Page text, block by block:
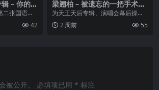
– 你的凝
二张国语专
共收录10
42
梁翘柏 – 被遗忘的一把手术刀
2014 – WAV 整轨 – 历史尘封
– 原抓
为天王天后专辑、演唱会幕后操
刀，为「我是歌手」、电影大片音
乐掌舵，最负盛名的华人...
2 周前 55
被公开。 必填项已用 * 标注